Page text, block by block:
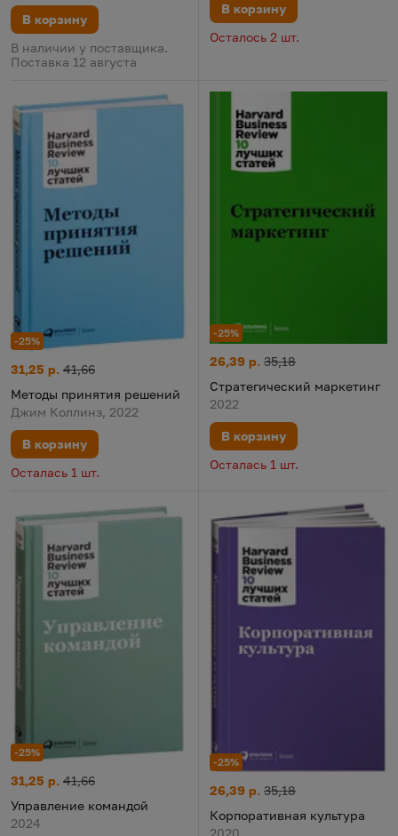
В корзину
В наличии у поставщика.
Поставка 12 августа
В корзину
Осталось 2 шт.
-25%
Методы принятия решений
Цена:
31,25 р.
Старая цена:
41,66
Методы принятия решений
Джим Коллинз, 2022
В корзину
Осталась 1 шт.
-25%
Стратегический маркетинг
Цена:
26,39 р.
Старая цена:
35,18
Стратегический маркетинг
2022
В корзину
Осталась 1 шт.
-25%
Управление командой
Цена:
31,25 р.
Старая цена:
41,66
Управление командой
2024
-25%
Корпоративная культура
Цена:
26,39 р.
Старая цена:
35,18
Корпоративная культура
2020